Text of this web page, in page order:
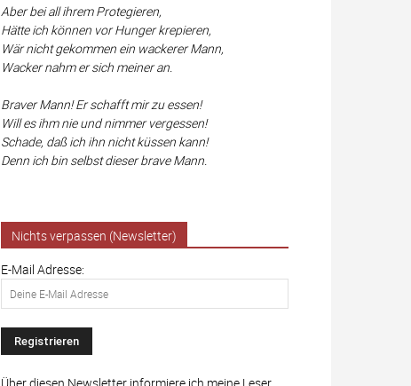
Aber bei all ihrem Protegieren,
Hätte ich können vor Hunger krepieren,
Wär nicht gekommen ein wackerer Mann,
Wacker nahm er sich meiner an.
Braver Mann! Er schafft mir zu essen!
Will es ihm nie und nimmer vergessen!
Schade, daß ich ihn nicht küssen kann!
Denn ich bin selbst dieser brave Mann.
Nichts verpassen (Newsletter)
E-Mail Adresse: